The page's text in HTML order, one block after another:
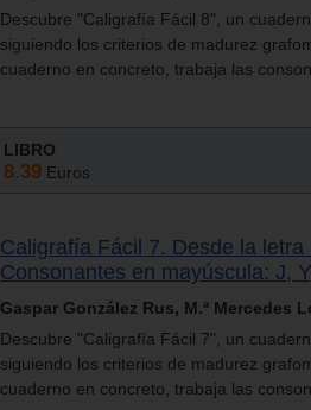
Descubre "Caligrafía Fácil 8", un
siguiendo los criterios de madurez
cuaderno en concreto, trabaja las
LIBRO
8.39 Euros
Caligrafía Fácil 7. Desde la
Consonantes en mayúscula: J,
Gaspar González Rus, M.ª Mercedes
Descubre "Caligrafía Fácil 7", un
siguiendo los criterios de madurez
cuaderno en concreto, trabaja las